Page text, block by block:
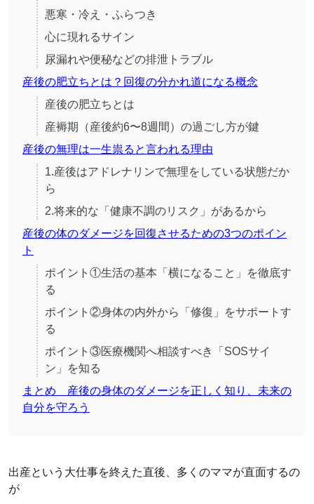
悪寒・冷え・ふらつき
心に現れるサイン
尿漏れや便秘などの排泄トラブル
産後の肥立ちとは？回復の分かれ道になる概念
産後の肥立ちとは
産褥期（産後約6〜8週間）の過ごし方が鍵
産後の無理は一生祟ると言われる理由
1.産後はアドレナリンで無理をしている状態だか
ら
2.将来的な「健康不調のリスク」があるから
産後の体のダメージを回復させるための3つのポイン
ト
ポイント①生活の基本「横になること」を徹底す
る
ポイント②身体の内外から「修復」をサポートす
る
ポイント③医療機関へ相談すべき「SOSサイ
ン」を知る
まとめ 産後の身体のダメージを正しく知り、未来の
自分を守ろう
出産という大仕事を終えた直後、多くのママが直面するの
が